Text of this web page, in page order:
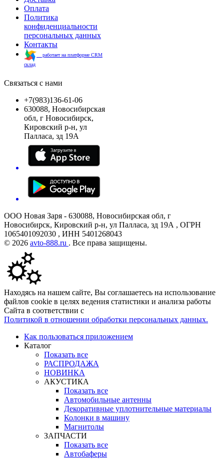
Оплата
Политика
конфиденциальности
персональных данных
Контакты
работает на платформе CRM
склад
Связаться с нами
+7(983)136-61-06
630088, Новосибирская
обл, г Новосибирск,
Кировский р-н, ул
Палласа, зд 19А
ООО Новая Заря - 630088, Новосибирская обл, г
Новосибирск, Кировский р-н, ул Палласа, зд 19А , ОГРН
1065401092030 , ИНН 5401268043
© 2026 avto-888.ru . Все права защищены.
Находясь на нашем сайте, Вы соглашаетесь на использование
файлов cookie в целях ведения статистики и анализа работы
Сайта в соответствии с
Политикой в отношении обработки персональных данных.
Как пользоваться приложением
Каталог
Показать все
РАСПРОДАЖА
НОВИНКА
АКУСТИКА
Показать все
Автомобильные антенны
Декоративные уплотнительные материалы
Колонки в машину
Магнитолы
ЗАПЧАСТИ
Показать все
Автобаферы